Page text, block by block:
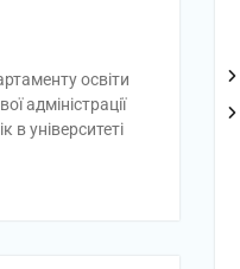
освіти
адміністрації
університеті